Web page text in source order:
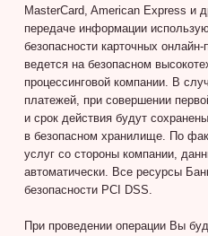
MasterCard, American Express и
передаче информации
безопасности карточных
ведется на безопасном
процессинговой компании. В
платежей, при совершении
и срок действия будут
в безопасном хранилище. По
услуг со стороны компании,
автоматически. Все ресурсы
безопасности PCI DSS.
При проведении операции Вы